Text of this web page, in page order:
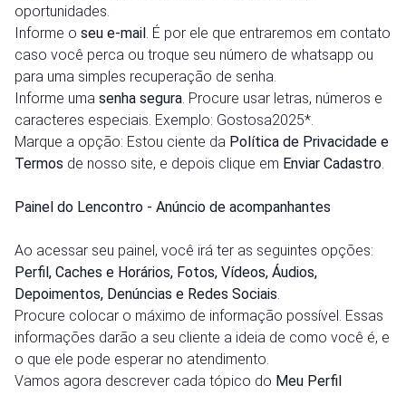
oportunidades.
Informe o seu e-mail . É por ele que entraremos em contato
caso você perca ou troque seu número de whatsapp ou
para uma simples recuperação de senha.
Informe uma senha segura . Procure usar letras, números e
caracteres especiais. Exemplo: Gostosa2025*.
Marque a opção: Estou ciente da Política de Privacidade e
Termos de nosso site, e depois clique em Enviar Cadastro
Painel do Lencontro - Anúncio de acompanhantes
Ao acessar seu painel, você irá ter as seguintes opções:
Perfil, Caches e Horários, Fotos, Vídeos, Áudios,
Depoimentos, Denúncias e Redes Sociais
Procure colocar o máximo de informação possível. Essas
informações darão a seu cliente a ideia de como você é, e
o que ele pode esperar no atendimento.
Vamos agora descrever cada tópico do Meu Perfil